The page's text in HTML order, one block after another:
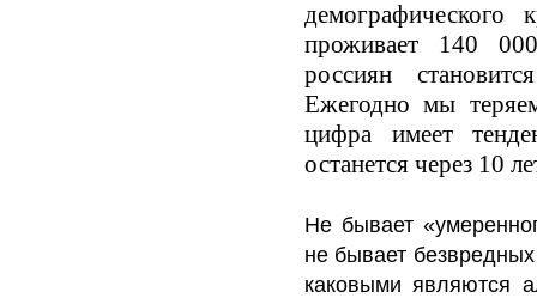
проживает 140
россиян
Ежегодно мы
цифра имеет
останется через 10
Не бывает
не бывает
каковыми являются